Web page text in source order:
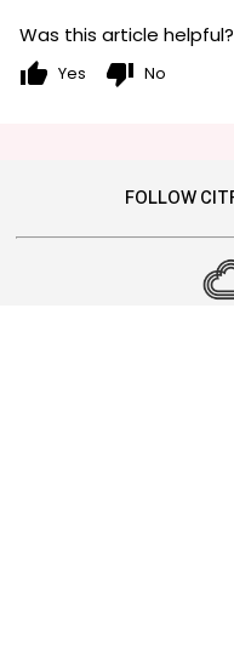
Was this article helpful?
thumb_up Yes thumb_down No